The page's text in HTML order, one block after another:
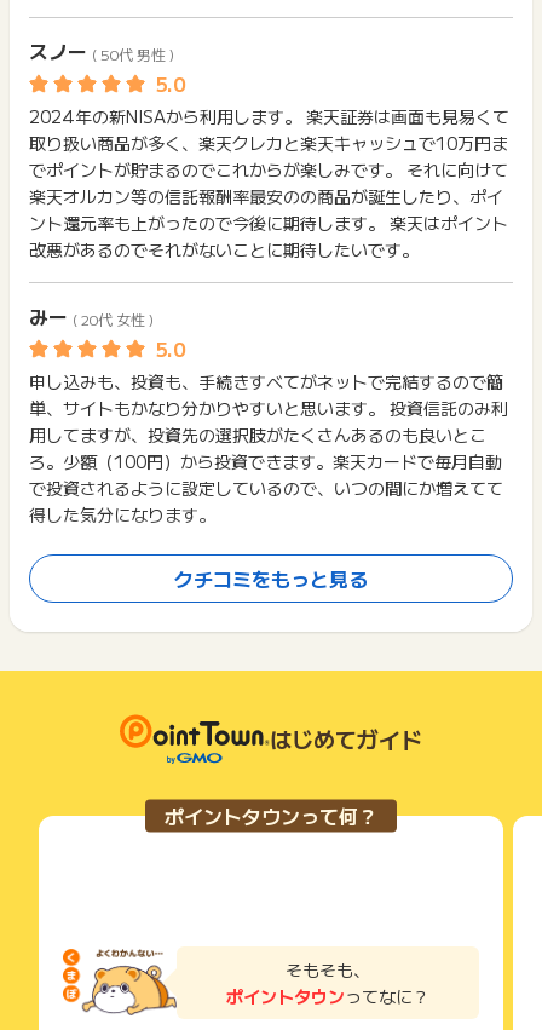
スノー ( 50代 男性 )
2024年の新NISAから利用します。 楽天証券は画面も見易くて
取り扱い商品が多く、楽天クレカと楽天キャッシュで10万円ま
でポイントが貯まるのでこれからが楽しみです。 それに向けて
楽天オルカン等の信託報酬率最安のの商品が誕生したり、ポイ
ント還元率も上がったので今後に期待します。 楽天はポイント
改悪があるのでそれがないことに期待したいです。
みー ( 20代 女性 )
申し込みも、投資も、手続きすべてがネットで完結するので簡
単、サイトもかなり分かりやすいと思います。 投資信託のみ利
用してますが、投資先の選択肢がたくさんあるのも良いとこ
ろ。少額（100円）から投資できます。楽天カードで毎月自動
で投資されるように設定しているので、いつの間にか増えてて
得した気分になります。
口コミに記載のあるポイント数は投稿当時のものであるため、現在のポイ
ント数と違う場合がございます。
クチコミをもっと見る
はじめてガイド
ポイントタウンって何？
そもそも、
ポイントタウンってなに？